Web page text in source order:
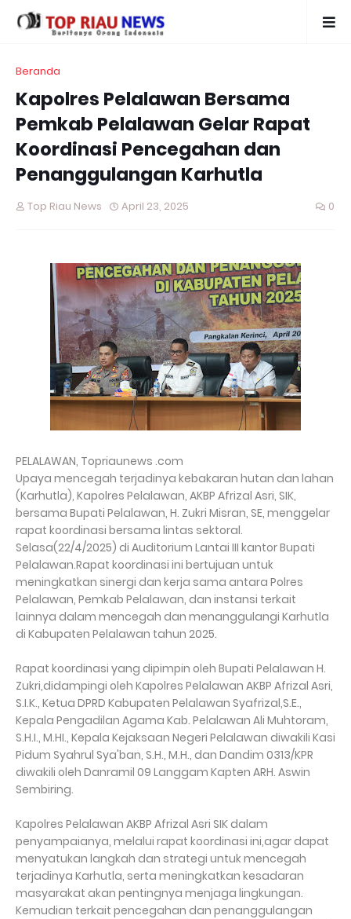
Beranda
Kapolres Pelalawan Bersama
Pemkab Pelalawan Gelar Rapat
Koordinasi Pencegahan dan
Penanggulangan Karhutla
Top Riau News April 23, 2025 0
PELALAWAN, Topriaunews .com
Upaya mencegah terjadinya kebakaran hutan dan lahan
(Karhutla), Kapolres Pelalawan, AKBP Afrizal Asri, SIK,
bersama Bupati Pelalawan, H. Zukri Misran, SE, menggelar
rapat koordinasi bersama lintas sektoral.
Selasa(22/4/2025) di Auditorium Lantai III kantor Bupati
Pelalawan.Rapat koordinasi ini bertujuan untuk
meningkatkan sinergi dan kerja sama antara Polres
Pelalawan, Pemkab Pelalawan, dan instansi terkait
lainnya dalam mencegah dan menanggulangi Karhutla
di Kabupaten Pelalawan tahun 2025.
Rapat koordinasi yang dipimpin oleh Bupati Pelalawan H.
Zukri,didampingi oleh Kapolres Pelalawan AKBP Afrizal Asri,
S.I.K., Ketua DPRD Kabupaten Pelalawan Syafrizal,S.E.,
Kepala Pengadilan Agama Kab. Pelalawan Ali Muhtoram,
S.H.I., M.HI., Kepala Kejaksaan Negeri Pelalawan diwakili Kasi
Pidum Syahrul Sya'ban, S.H., M.H., dan Dandim 0313/KPR
diwakili oleh Danramil 09 Langgam Kapten ARH. Aswin
Sembiring.
Kapolres Pelalawan AKBP Afrizal Asri SIK dalam
penyampaianya, melalui rapat koordinasi ini,agar dapat
menyatukan langkah dan strategi untuk mencegah
terjadinya Karhutla, serta meningkatkan kesadaran
masyarakat akan pentingnya menjaga lingkungan.
Kemudian terkait pencegahan dan penanggulangan